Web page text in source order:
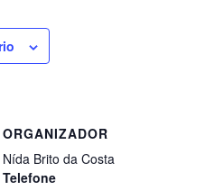
ORGANIZADOR
Nída Brito da Costa
Telefone